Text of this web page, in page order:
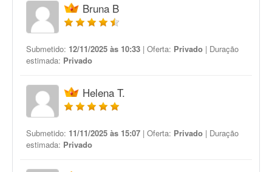
Bruna B
Submetido: 12/11/2025 às 10:33 | Oferta: Privado | Duração
estimada: Privado
Helena T.
Submetido: 11/11/2025 às 15:07 | Oferta: Privado | Duração
estimada: Privado